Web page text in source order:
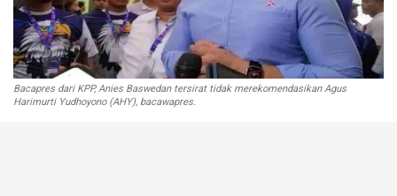
Bacapres dari KPP, Anies Baswedan tersirat tidak merekomendasikan Agus
Harimurti Yudhoyono (AHY), bacawapres.